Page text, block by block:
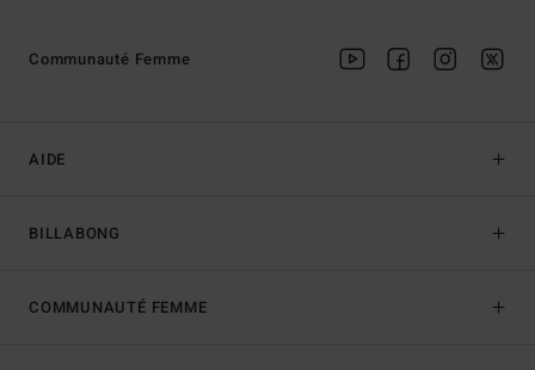
AIDE
BILLABONG
Communauté Femme
COMMUNAUTÉ FEMME